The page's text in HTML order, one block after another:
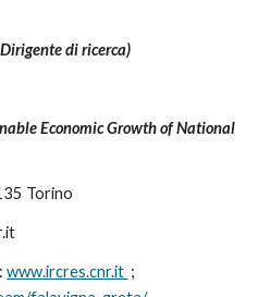
di ricerca)
Economic Growth of National
Torino
www.ircres.cnr.it ;